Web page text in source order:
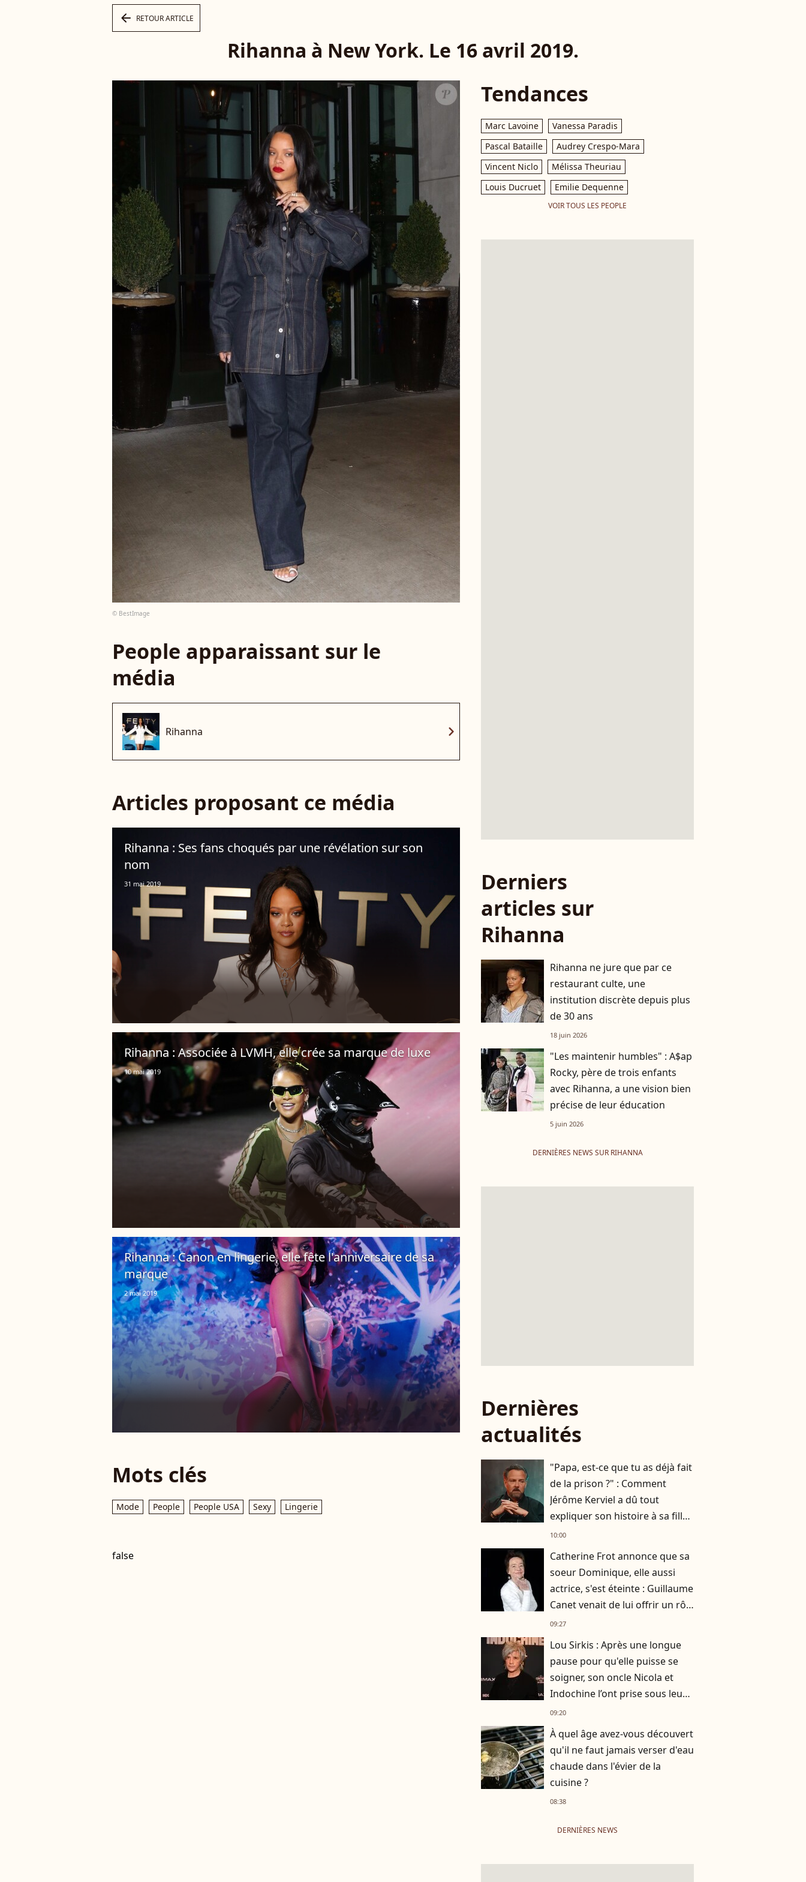
arrow_left RETOUR ARTICLE
Rihanna à New York. Le 16 avril 2019.
© BestImage
People apparaissant sur le
média
Rihanna chevron_right
Articles proposant ce média
Rihanna : Ses fans choqués par une révélation sur son
nom
31 mai 2019
Rihanna : Associée à LVMH, elle crée sa marque de luxe
10 mai 2019
Rihanna : Canon en lingerie, elle fête l'anniversaire de sa
marque
2 mai 2019
Mots clés
Mode People People USA Sexy Lingerie
false
Tendances
Marc Lavoine
Vanessa Paradis
Pascal Bataille
Audrey Crespo-Mara
Vincent Niclo
Mélissa Theuriau
Louis Ducruet
Emilie Dequenne
VOIR TOUS LES PEOPLE
Derniers
articles sur
Rihanna
Rihanna ne jure que par ce
restaurant culte, une
institution discrète depuis plus
de 30 ans
18 juin 2026
"Les maintenir humbles" : A$ap
Rocky, père de trois enfants
avec Rihanna, a une vision bien
précise de leur éducation
5 juin 2026
DERNIÈRES NEWS SUR RIHANNA
Dernières
actualités
"Papa, est-ce que tu as déjà fait
de la prison ?" : Comment
Jérôme Kerviel a dû tout
expliquer son histoire à sa fille
de 7 ans
10:00
Catherine Frot annonce que sa
soeur Dominique, elle aussi
actrice, s'est éteinte : Guillaume
Canet venait de lui offrir un rôle
dans son film avec Marion
09:27
Lou Sirkis : Après une longue
pause pour qu'elle puisse se
soigner, son oncle Nicola et
Indochine l’ont prise sous leur
aile
09:20
À quel âge avez-vous découvert
qu'il ne faut jamais verser d'eau
chaude dans l'évier de la
cuisine ?
08:38
DERNIÈRES NEWS